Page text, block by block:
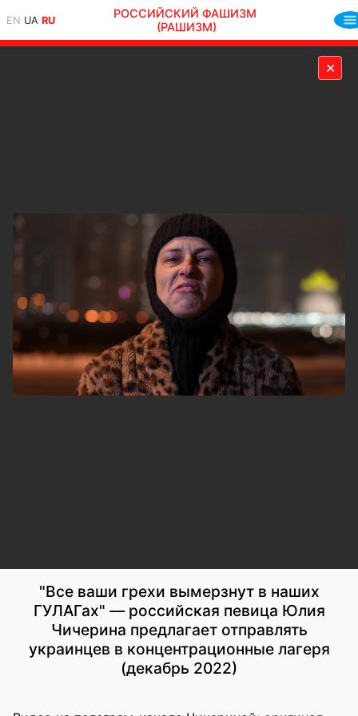
EN UA RU
РОССИЙСКИЙ ФАШИЗМ
(РАШИЗМ)
✕
"Все ваши грехи вымерзнут в наших
ГУЛАГах" — российская певица Юлия
Чичерина предлагает отправлять
украинцев в концентрационные лагеря
(декабрь 2022)